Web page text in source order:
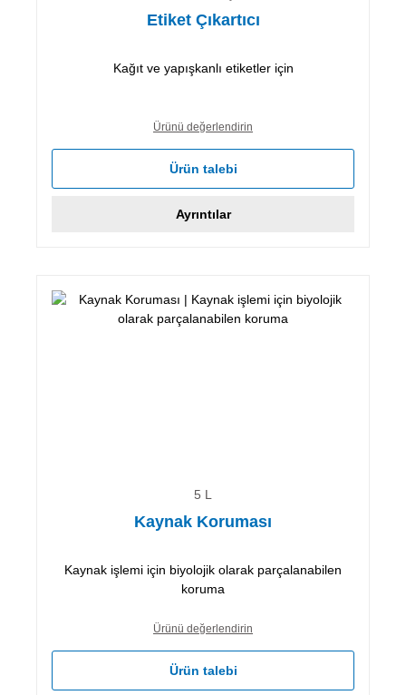
Etiket Çıkartıcı
Kağıt ve yapışkanlı etiketler için
Ürünü değerlendirin
Ürün talebi
Ayrıntılar
5 L
Kaynak Koruması
Kaynak işlemi için biyolojik olarak parçalanabilen
koruma
Ürünü değerlendirin
Ürün talebi